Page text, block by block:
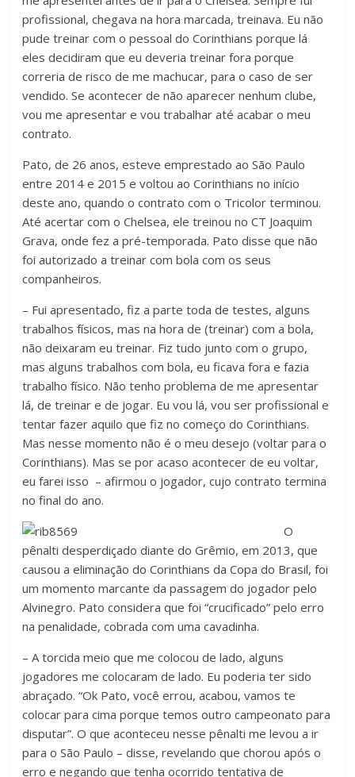
profissional, chegava na hora marcada, treinava. Eu não
pude treinar com o pessoal do Corinthians porque lá
eles decidiram que eu deveria treinar fora porque
correria de risco de me machucar, para o caso de ser
vendido. Se acontecer de não aparecer nenhum clube,
vou me apresentar e vou trabalhar até acabar o meu
contrato.
Pato, de 26 anos, esteve emprestado ao São Paulo
entre 2014 e 2015 e voltou ao Corinthians no início
deste ano, quando o contrato com o Tricolor terminou.
Até acertar com o Chelsea, ele treinou no CT Joaquim
Grava, onde fez a pré-temporada. Pato disse que não
foi autorizado a treinar com bola com os seus
companheiros.
– Fui apresentado, fiz a parte toda de testes, alguns
trabalhos físicos, mas na hora de (treinar) com a bola,
não deixaram eu treinar. Fiz tudo junto com o grupo,
mas alguns trabalhos com bola, eu ficava fora e fazia
trabalho físico. Não tenho problema de me apresentar
lá, de treinar e de jogar. Eu vou lá, vou ser profissional e
tentar fazer aquilo que fiz no começo do Corinthians.
Mas nesse momento não é o meu desejo (voltar para o
Corinthians). Mas se por acaso acontecer de eu voltar,
eu farei isso – afirmou o jogador, cujo contrato termina
no final do ano.
O
pênalti desperdiçado diante do Grêmio, em 2013, que
causou a eliminação do Corinthians da Copa do Brasil, foi
um momento marcante da passagem do jogador pelo
Alvinegro. Pato considera que foi “crucificado” pelo erro
na penalidade, cobrada com uma cavadinha.
– A torcida meio que me colocou de lado, alguns
jogadores me colocaram de lado. Eu poderia ter sido
abraçado. “Ok Pato, você errou, acabou, vamos te
colocar para cima porque temos outro campeonato para
disputar”. O que aconteceu nesse pênalti me levou a ir
para o São Paulo – disse, revelando que chorou após o
erro e negando que tenha ocorrido tentativa de